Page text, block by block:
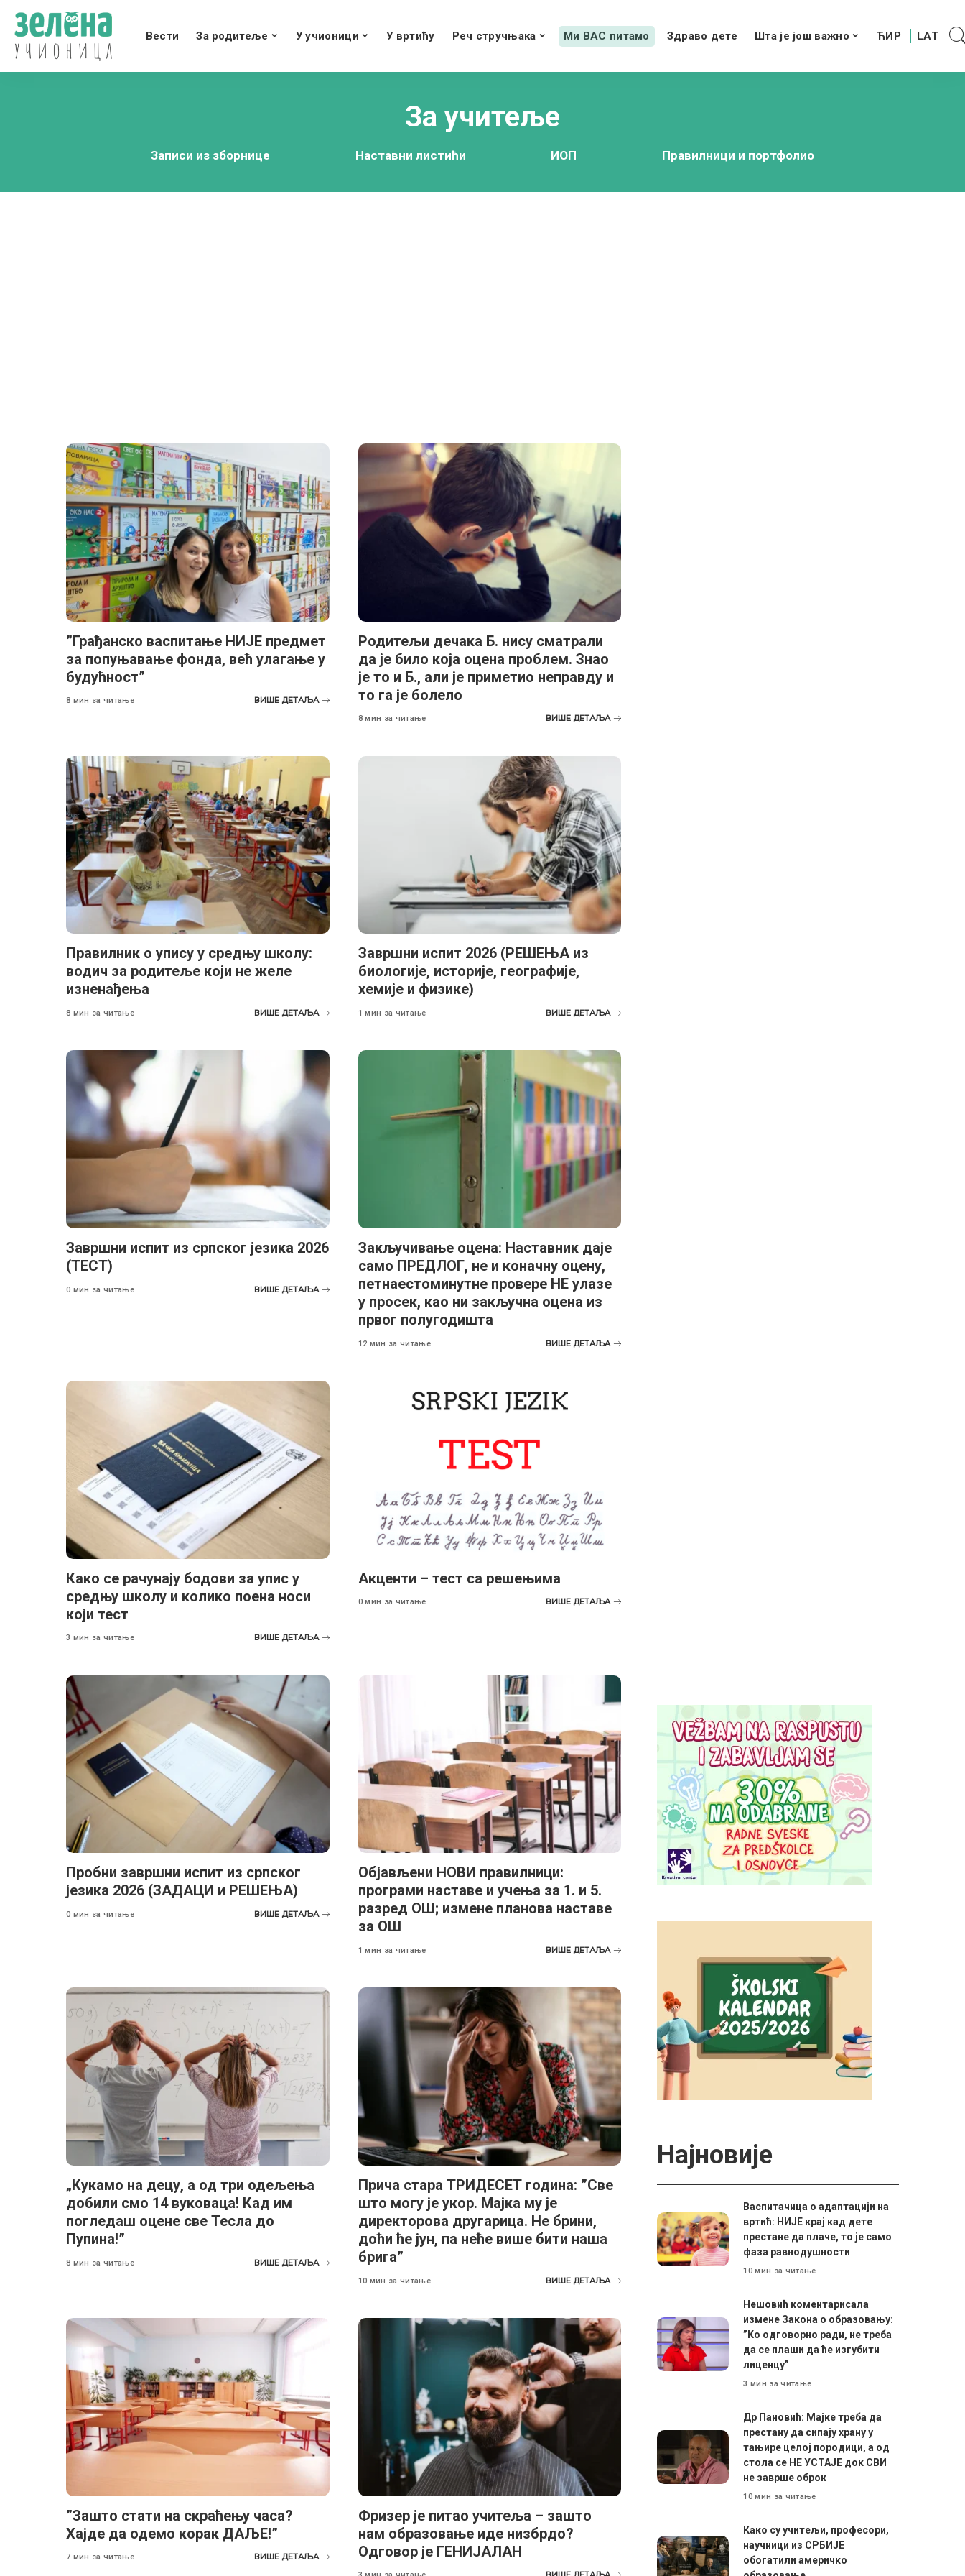
Вести За родитеље У учионици У вртићу Реч стручњака Ми ВАС питамо Здраво дете Шта је још важно
За учитеље
Записи из зборнице Наставни листићи ИОП Правилници и портфолио
”Грађанско васпитање НИЈЕ предмет
за попуњавање фонда, већ улагање у
будућност”
8 мин за читање ВИШЕ ДЕТАЉА
Родитељи дечака Б. нису сматрали
да је било која оцена проблем. Знао
је то и Б., али је приметио неправду и
то га је болело
8 мин за читање ВИШЕ ДЕТАЉА
Правилник о упису у средњу школу:
водич за родитеље који не желе
изненађења
8 мин за читање ВИШЕ ДЕТАЉА
Завршни испит 2026 (РЕШЕЊА из
биологије, историје, географије,
хемије и физике)
1 мин за читање ВИШЕ ДЕТАЉА
Завршни испит из српског језика 2026
(ТЕСТ)
0 мин за читање ВИШЕ ДЕТАЉА
Закључивање оцена: Наставник даје
само ПРЕДЛОГ, не и коначну оцену,
петнаестоминутне провере НЕ улазе
у просек, као ни закључна оцена из
првог полугодишта
12 мин за читање ВИШЕ ДЕТАЉА
Како се рачунају бодови за упис у
средњу школу и колико поена носи
који тест
3 мин за читање ВИШЕ ДЕТАЉА
Акценти – тест са решењима
0 мин за читање ВИШЕ ДЕТАЉА
Пробни завршни испит из српског
језика 2026 (ЗАДАЦИ и РЕШЕЊА)
0 мин за читање ВИШЕ ДЕТАЉА
Објављени НОВИ правилници:
програми наставе и учења за 1. и 5.
разред ОШ; измене планова наставе
за ОШ
1 мин за читање ВИШЕ ДЕТАЉА
„Кукамо на децу, а од три одељења
добили смо 14 вуковаца! Кад им
погледаш оцене све Тесла до
Пупина!”
8 мин за читање ВИШЕ ДЕТАЉА
Прича стара ТРИДЕСЕТ година: ”Све
што могу је укор. Мајка му је
директорова другарица. Не брини,
доћи ће јун, па неће више бити наша
брига”
10 мин за читање ВИШЕ ДЕТАЉА
”Зашто стати на скраћењу часа?
Хајде да одемо корак ДАЉЕ!”
7 мин за читање ВИШЕ ДЕТАЉА
Фризер је питао учитеља – зашто
нам образовање иде низбрдо?
Одговор је ГЕНИЈАЛАН
Најновије
Васпитачица о адаптацији на
вртић: НИЈЕ крај кад дете
престане да плаче, то је само
фаза равнодушности
10 мин за читање
Нешовић коментарисала
измене Закона о образовању:
”Ко одговорно ради, не треба
да се плаши да ће изгубити
лиценцу”
3 мин за читање
Др Пановић: Мајке треба да
престану да сипају храну у
тањире целој породици, а од
стола се НЕ УСТАЈЕ док СВИ
не заврше оброк
10 мин за читање
Како су учитељи, професори,
научници из СРБИЈЕ
обогатили америчко